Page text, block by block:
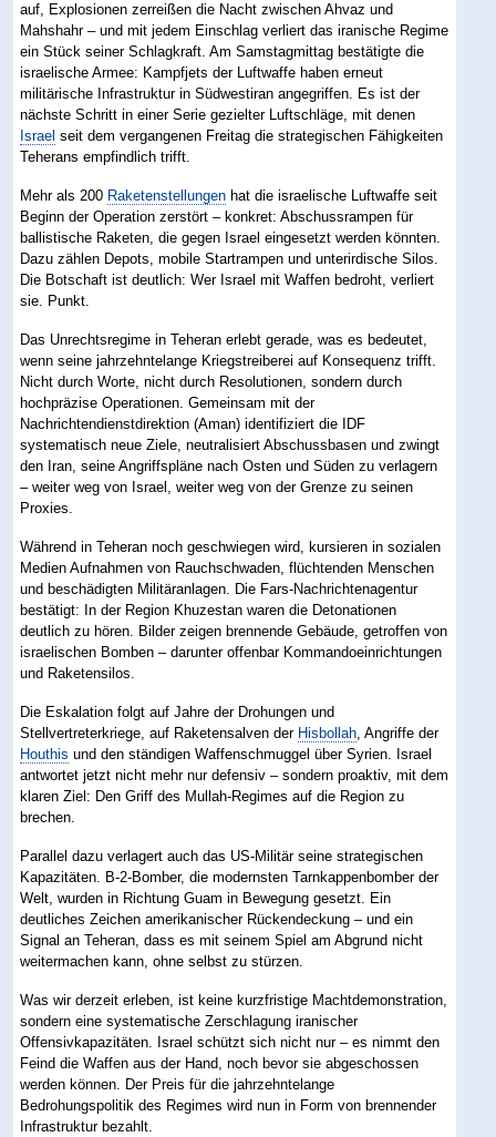
auf, Explosionen zerreißen die Nacht zwischen Ahvaz und
Mahshahr – und mit jedem Einschlag verliert das iranische Regime
ein Stück seiner Schlagkraft. Am Samstagmittag bestätigte die
israelische Armee: Kampfjets der Luftwaffe haben erneut
militärische Infrastruktur in Südwestiran angegriffen. Es ist der
nächste Schritt in einer Serie gezielter Luftschläge, mit denen
Israel seit dem vergangenen Freitag die strategischen Fähigkeiten
Teherans empfindlich trifft.
Mehr als 200 Raketenstellungen hat die israelische Luftwaffe seit
Beginn der Operation zerstört – konkret: Abschussrampen für
ballistische Raketen, die gegen Israel eingesetzt werden könnten.
Dazu zählen Depots, mobile Startrampen und unterirdische Silos.
Die Botschaft ist deutlich: Wer Israel mit Waffen bedroht, verliert
sie. Punkt.
Das Unrechtsregime in Teheran erlebt gerade, was es bedeutet,
wenn seine jahrzehntelange Kriegstreiberei auf Konsequenz trifft.
Nicht durch Worte, nicht durch Resolutionen, sondern durch
hochpräzise Operationen. Gemeinsam mit der
Nachrichtendienstdirektion (Aman) identifiziert die IDF
systematisch neue Ziele, neutralisiert Abschussbasen und zwingt
den Iran, seine Angriffspläne nach Osten und Süden zu verlagern
– weiter weg von Israel, weiter weg von der Grenze zu seinen
Proxies.
Während in Teheran noch geschwiegen wird, kursieren in sozialen
Medien Aufnahmen von Rauchschwaden, flüchtenden Menschen
und beschädigten Militäranlagen. Die Fars-Nachrichtenagentur
bestätigt: In der Region Khuzestan waren die Detonationen
deutlich zu hören. Bilder zeigen brennende Gebäude, getroffen von
israelischen Bomben – darunter offenbar Kommandoeinrichtungen
und Raketensilos.
Die Eskalation folgt auf Jahre der Drohungen und
Stellvertreterkriege, auf Raketensalven der Hisbollah, Angriffe der
Houthis und den ständigen Waffenschmuggel über Syrien. Israel
antwortet jetzt nicht mehr nur defensiv – sondern proaktiv, mit dem
klaren Ziel: Den Griff des Mullah-Regimes auf die Region zu
brechen.
Parallel dazu verlagert auch das US-Militär seine strategischen
Kapazitäten. B-2-Bomber, die modernsten Tarnkappenbomber der
Welt, wurden in Richtung Guam in Bewegung gesetzt. Ein
deutliches Zeichen amerikanischer Rückendeckung – und ein
Signal an Teheran, dass es mit seinem Spiel am Abgrund nicht
weitermachen kann, ohne selbst zu stürzen.
Was wir derzeit erleben, ist keine kurzfristige Machtdemonstration,
sondern eine systematische Zerschlagung iranischer
Offensivkapazitäten. Israel schützt sich nicht nur – es nimmt den
Feind die Waffen aus der Hand, noch bevor sie abgeschossen
werden können. Der Preis für die jahrzehntelange
Bedrohungspolitik des Regimes wird nun in Form von brennender
Infrastruktur bezahlt.